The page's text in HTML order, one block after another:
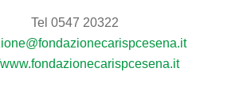
Tel 0547 20322
www.fondazionecarispcesena.it